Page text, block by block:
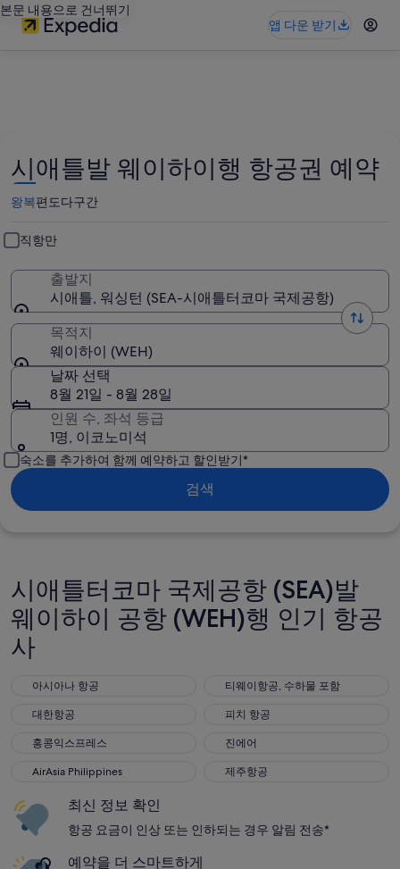
본문 내용으로 건너뛰기
앱 다운 받기
시애틀발 웨이하이행 항공권 예약
왕복편도다구간
직항만
출발지
시애틀, 워싱턴 (SEA-시애틀터코마 국제공항)
목적지
웨이하이 (WEH)
날짜 선택
8월 21일 - 8월 28일
인원 수, 좌석 등급
1명, 이코노미석
숙소를 추가하여 함께 예약하고 할인받기*
검색
시애틀터코마 국제공항 (SEA)발
웨이하이 공항 (WEH)행 인기 항공
사
아시아나 항공
아시아나 항공 티웨이항공, 수하물 포함
티웨이항공, 수하물 포함
대한항공
대한항공 피치 항공
피치 항공
홍콩익스프레스
홍콩익스프레스 진에어
진에어
AirAsia Philippines
AirAsia Philippines 제주항공
제주항공
최신 정보 확인
항공 요금이 인상 또는 인하되는 경우 알림 전송*
예약을 더 스마트하게